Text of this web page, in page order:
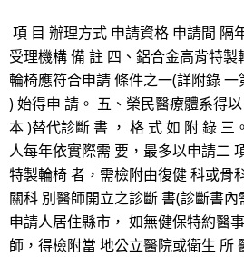
項 目 辦理方式 申請資格 申請間 隔
受理機構 備 註 四、鋁合金高背特
輪椅應符合申請 條件之一(詳附錄
) 始得申 請。 五、榮民醫療體系得
本 )替代診斷 書 ， 格 式 如 附 錄 三
人每年依實際需 要，最多以申請二
特製輪椅 者，需檢附由復健 科或骨
關科 別醫師開立之診斷 書(診斷書內
申請人居住縣市， 如無健保特約醫
師，得檢附當 地公立醫院或衛生 所